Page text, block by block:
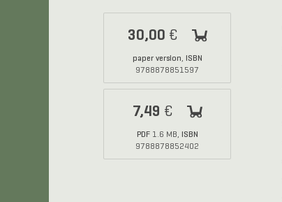
30,00 €
paper version, ISBN
9788878851597
7,49 €
PDF1.6 MB, ISBN
9788878852402